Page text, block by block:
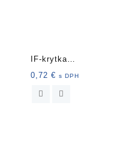
IF-krytka
nalepovacia20mm 15ks
4753 tm.d
0,72 € s DPH